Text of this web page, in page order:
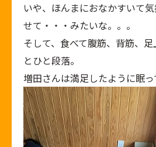
いや、ほんまにおなかすいて
せて・・・みたいな。。。
そして、食べて腹筋、背筋、
とひと段落。
増田さんは満足したように眠っ